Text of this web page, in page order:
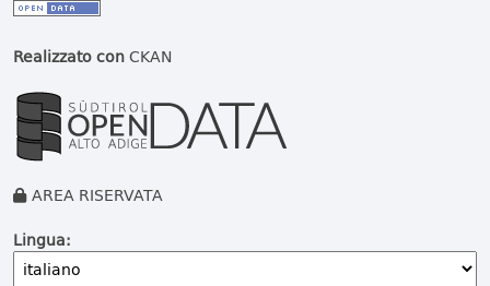
Realizzato conCKAN
AREA RISERVATA
Lingua